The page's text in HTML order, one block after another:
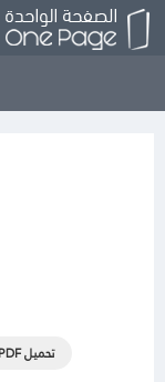
تحميل PDF